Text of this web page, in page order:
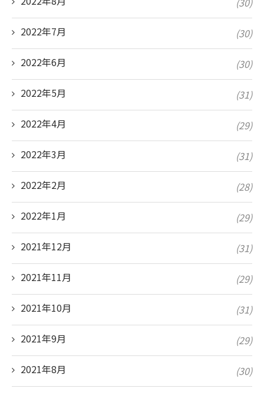
2022年7月 (30)
2022年6月 (30)
2022年5月 (31)
2022年4月 (29)
2022年3月 (31)
2022年2月 (28)
2022年1月 (29)
2021年12月 (31)
2021年11月 (29)
2021年10月 (31)
2021年9月 (29)
2021年8月 (30)